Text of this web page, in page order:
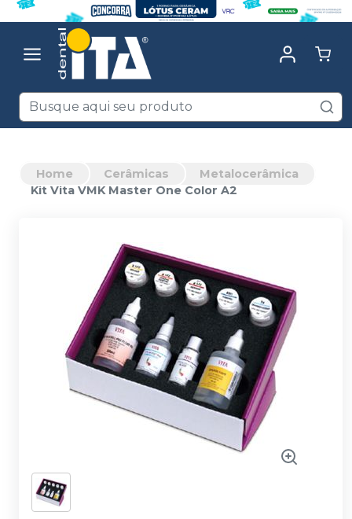
Home Cerâmicas
Metalocerâmica
Kit Vita VMK Master One Color A2